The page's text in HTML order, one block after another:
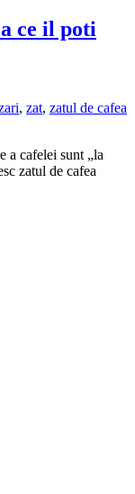
ce il poti
, zat, zatul de cafea
a cafelei sunt „la
zatul de cafea